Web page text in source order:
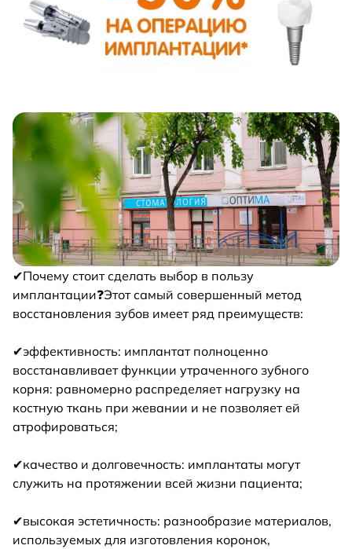
✔Почему стоит сделать выбор в пользу
имплантации❓Этот самый совершенный метод
восстановления зубов имеет ряд преимуществ:
✔эффективность: имплантат полноценно
восстанавливает функции утраченного зубного
корня: равномерно распределяет нагрузку на
костную ткань при жевании и не позволяет ей
атрофироваться;
✔качество и долговечность: имплантаты могут
служить на протяжении всей жизни пациента;
✔высокая эстетичность: разнообразие материалов,
используемых для изготовления коронок,